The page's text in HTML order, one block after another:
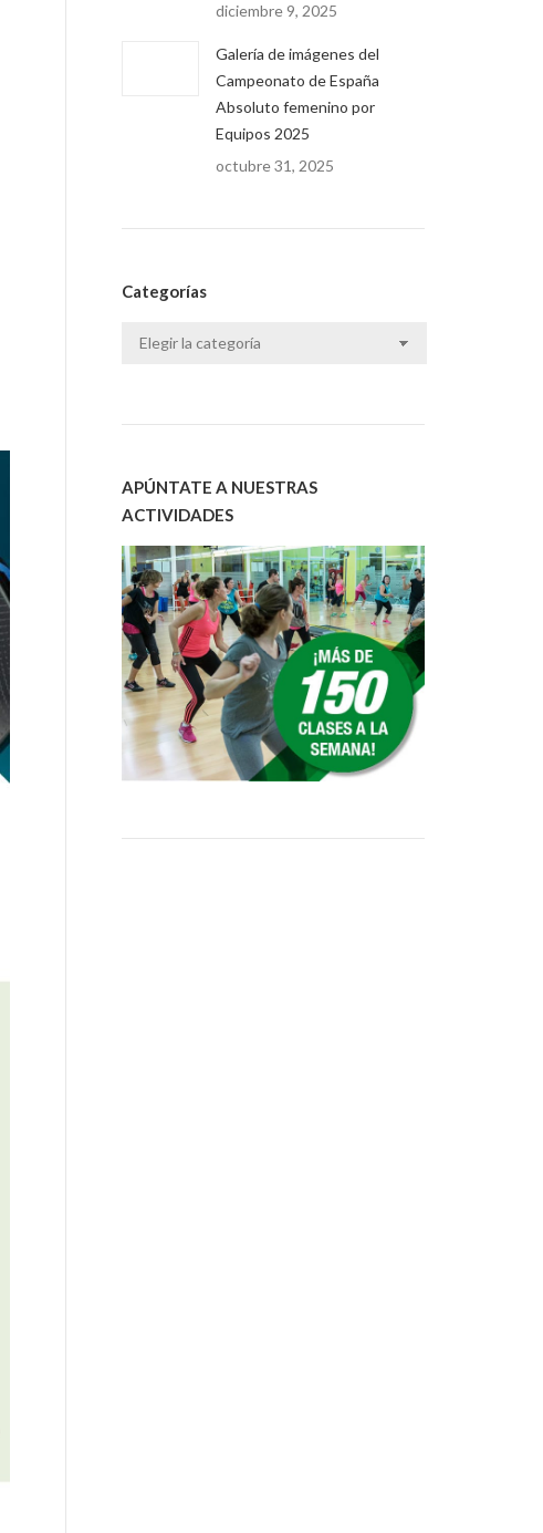
diciembre 9, 2025
Galería de imágenes del
Campeonato de España
Absoluto femenino por
Equipos 2025
octubre 31, 2025
Categorías
Categorías
APÚNTATE A NUESTRAS
ACTIVIDADES